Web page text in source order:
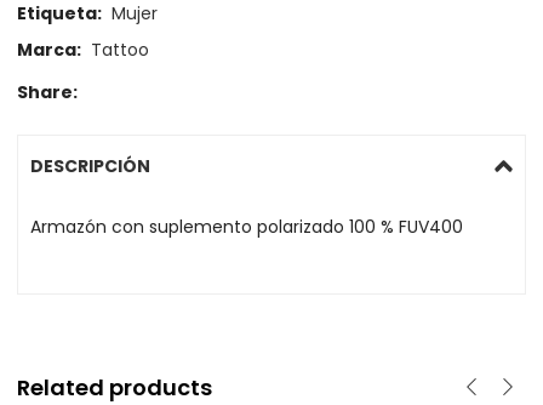
Etiqueta: Mujer
Marca: Tattoo
Share:
DESCRIPCIÓN
Armazón con suplemento polarizado 100 % FUV400
Related products